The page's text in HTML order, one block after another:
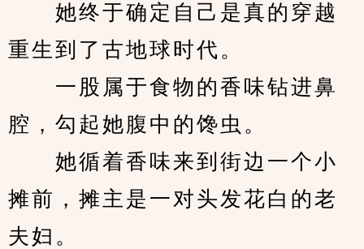
她终于确定自己是真的穿越
重生到了古地球时代。
一股属于食物的香味钻进鼻
腔，勾起她腹中的馋虫。
她循着香味来到街边一个小
摊前，摊主是一对头发花白的老
夫妇。